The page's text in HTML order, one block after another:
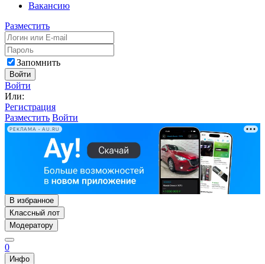
Вакансию
Разместить
Запомнить
Войти
Войти
Или:
Регистрация
Разместить Войти
РЕКЛАМА • AU.RU
В избранное
Классный лот
Модератору
0
Инфо